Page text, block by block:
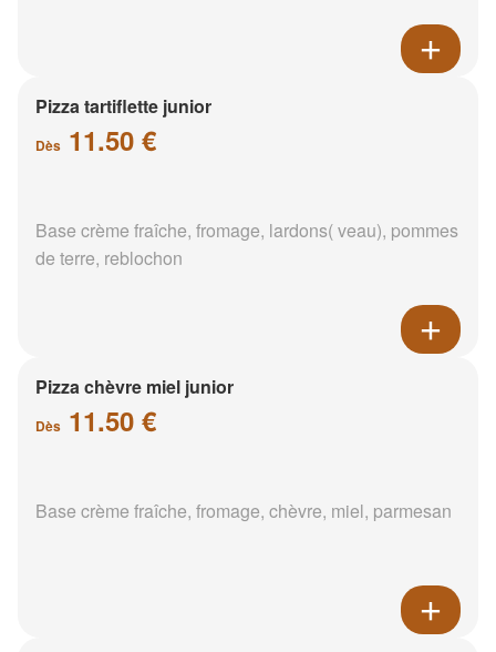
Pizza tartiflette junior
Dès 11.50 €
Base crème fraîche, fromage, lardons( veau), pommes
de terre, reblochon
Pizza chèvre miel junior
Dès 11.50 €
Base crème fraîche, fromage, chèvre, miel, parmesan